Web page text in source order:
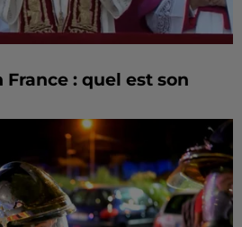
France : quel est son